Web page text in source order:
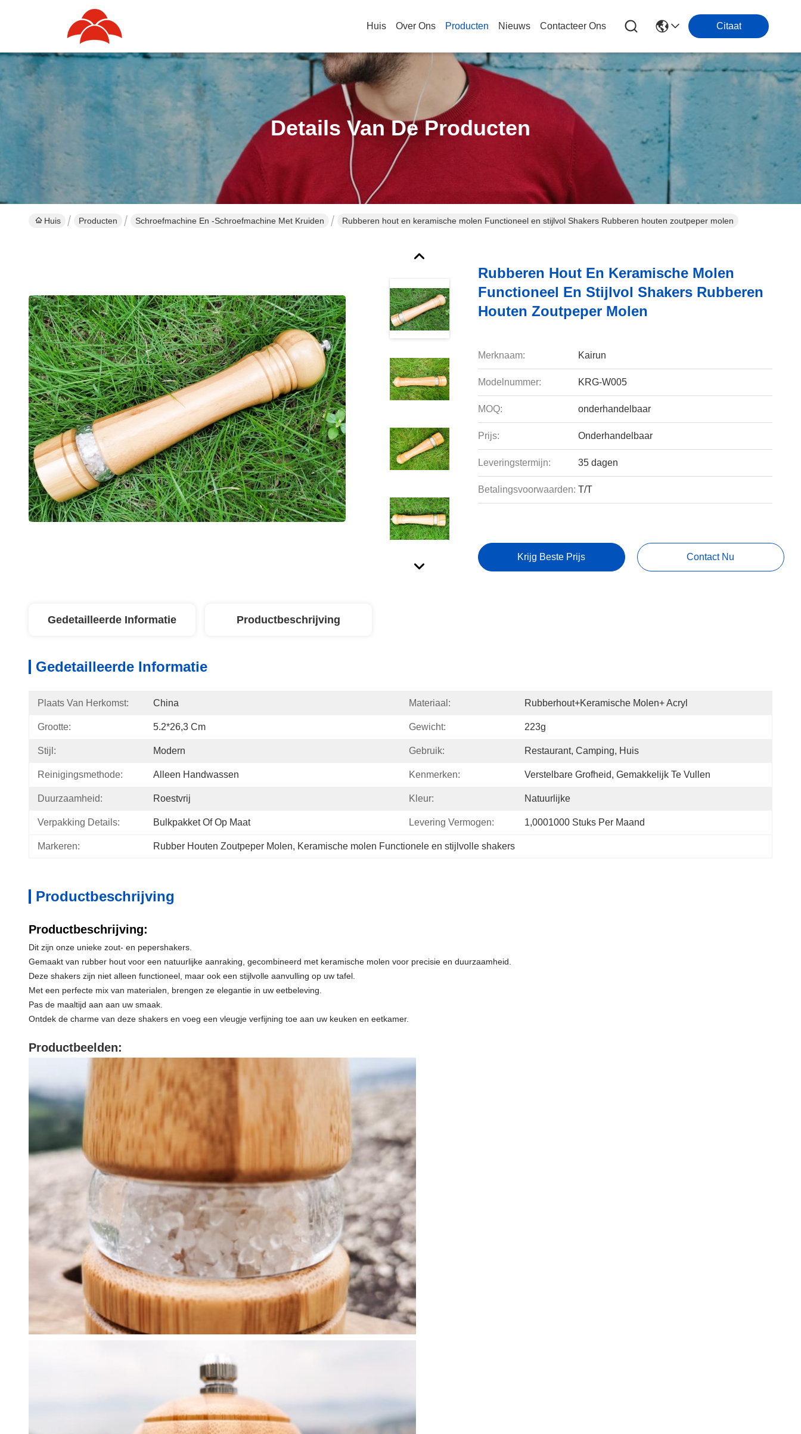
Huis Over Ons Producten Nieuws Contacteer Ons Citaat
Details Van De Producten
Huis Producten Schroefmachine En -schroefmachine Met Kruiden Rubberen hout en keramische molen Functioneel en stijlvol Shakers Rubberen houten zoutpeper molen
Rubberen Hout En Keramische Molen
Functioneel En Stijlvol Shakers Rubberen
Houten Zoutpeper Molen
Merknaam: Kairun
Modelnummer: KRG-W005
MOQ: onderhandelbaar
Prijs: Onderhandelbaar
Leveringstermijn: 35 dagen
Betalingsvoorwaarden: T/T
Krijg Beste Prijs Contact Nu
Gedetailleerde Informatie Productbeschrijving
Gedetailleerde Informatie
Plaats Van Herkomst: China Materiaal: Rubberhout+keramische Molen+ Acryl
Grootte: 5.2*26,3 Cm Gewicht: 223g
Stijl: Modern Gebruik: Restaurant, Camping, Huis
Reinigingsmethode: Alleen Handwassen Kenmerken: Verstelbare Grofheid, Gemakkelijk Te Vullen
Duurzaamheid: Roestvrij Kleur: Natuurlijke
Verpakking Details: Bulkpakket Of Op Maat Levering Vermogen: 1,0001000 Stuks Per Maand
Markeren: Rubber Houten Zoutpeper Molen, Keramische molen Functionele en stijlvolle shakers
Productbeschrijving
Productbeschrijving:
Dit zijn onze unieke zout- en pepershakers.
Gemaakt van rubber hout voor een natuurlijke aanraking, gecombineerd met keramische molen voor precisie en duurzaamheid.
Deze shakers zijn niet alleen functioneel, maar ook een stijlvolle aanvulling op uw tafel.
Met een perfecte mix van materialen, brengen ze elegantie in uw eetbeleving.
Pas de maaltijd aan aan uw smaak.
Ontdek de charme van deze shakers en voeg een vleugje verfijning toe aan uw keuken en eetkamer.
Productbeelden: